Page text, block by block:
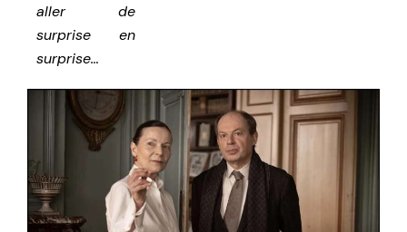
aller de
surprise en
surprise…